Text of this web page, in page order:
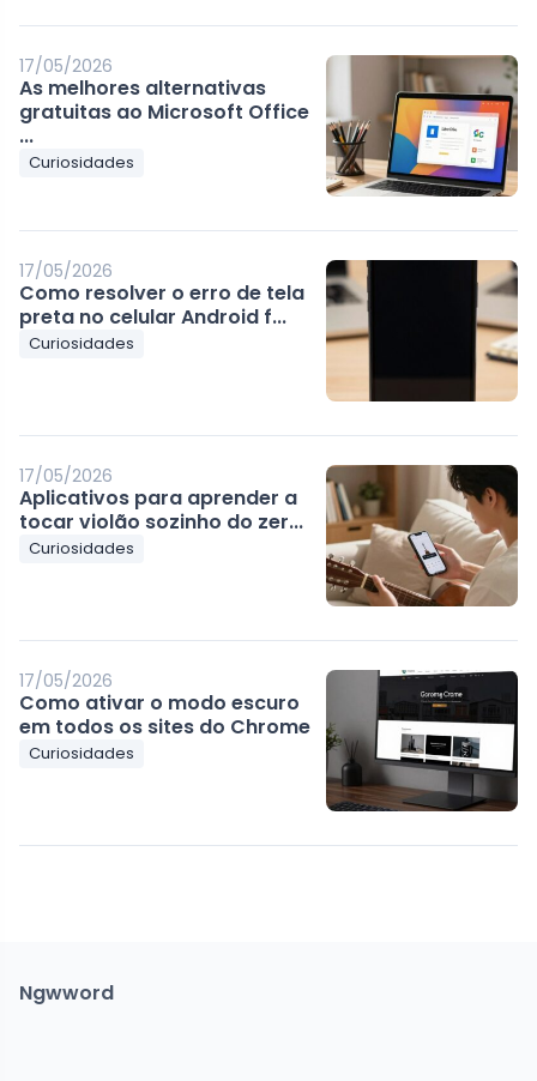
17/05/2026
As melhores alternativas
gratuitas ao Microsoft Office
...
Curiosidades
17/05/2026
Como resolver o erro de tela
preta no celular Android f...
Curiosidades
17/05/2026
Aplicativos para aprender a
tocar violão sozinho do zer...
Curiosidades
17/05/2026
Como ativar o modo escuro
em todos os sites do Chrome
Curiosidades
Ngwword